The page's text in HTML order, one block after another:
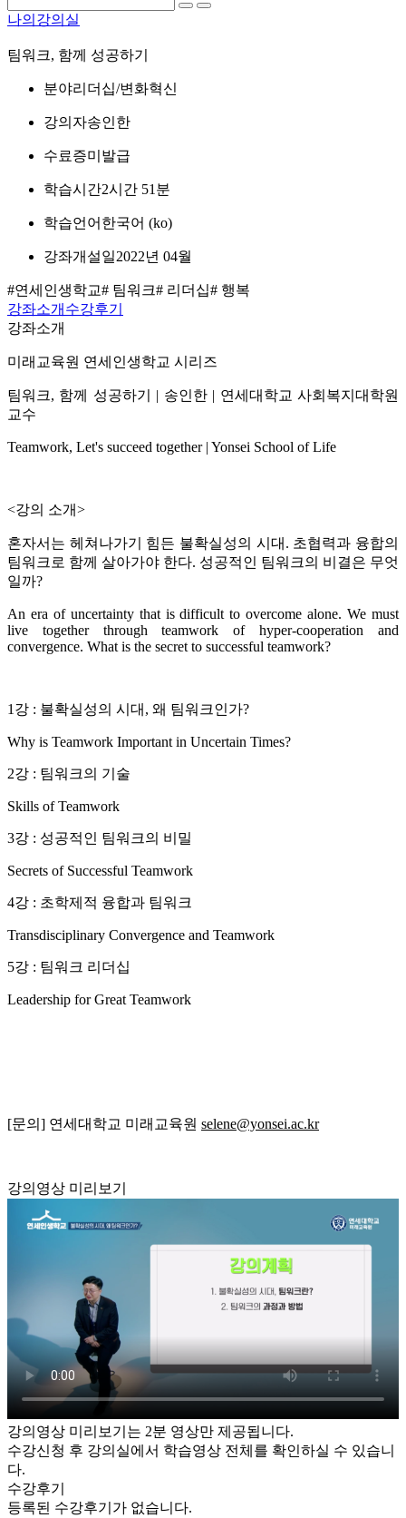
나의강의실
팀워크, 함께 성공하기
분야리더십/변화혁신
강의자송인한
수료증미발급
학습시간2시간 51분
학습언어 한국어 ‎(ko)‎
강좌개설일2022년 04월
#연세인생학교# 팀워크# 리더십# 행복
강좌소개 수강후기
강좌소개
미래교육원 연세인생학교 시리즈
팀워크, 함께 성공하기 | 송인한 | 연세대학교 사회복지대학원
교수
Teamwork, Let's succeed together | Yonsei School of Life
<강의 소개>
혼자서는 헤쳐나가기 힘든 불확실성의 시대. 초협력과 융합의
팀워크로 함께 살아가야 한다. 성공적인 팀워크의 비결은 무엇
일까?
An era of uncertainty that is difficult to overcome alone. We must
live together through teamwork of hyper-cooperation and
convergence. What is the secret to successful teamwork?
1강 : 불확실성의 시대, 왜 팀워크인가?
Why is Teamwork Important in Uncertain Times?
2강 : 팀워크의 기술
Skills of Teamwork
3강 : 성공적인 팀워크의 비밀
Secrets of Successful Teamwork
4강 : 초학제적 융합과 팀워크
Transdisciplinary Convergence and Teamwork
5강 : 팀워크 리더십
Leadership for Great Teamwork
[문의] 연세대학교 미래교육원 selene@yonsei.ac.kr
강의영상 미리보기
강의영상 미리보기는 2분 영상만 제공됩니다.
수강신청 후 강의실에서 학습영상 전체를 확인하실 수 있습니
다.
수강후기
등록된 수강후기가 없습니다.